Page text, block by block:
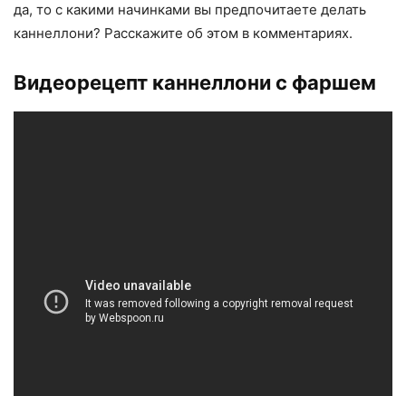
да, то с какими начинками вы предпочитаете делать
каннеллони? Расскажите об этом в комментариях.
Видеорецепт каннеллони с фаршем